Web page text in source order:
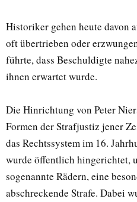
Historiker gehen heute davon
oft übertrieben oder
führte, dass Beschuldigte
ihnen erwartet wurde.
Die Hinrichtung von Peter
Formen der Strafjustiz jener
das Rechtssystem im 16.
wurde öffentlich hingerichtet,
sogenannte Rädern, eine
abschreckende Strafe. Dabei